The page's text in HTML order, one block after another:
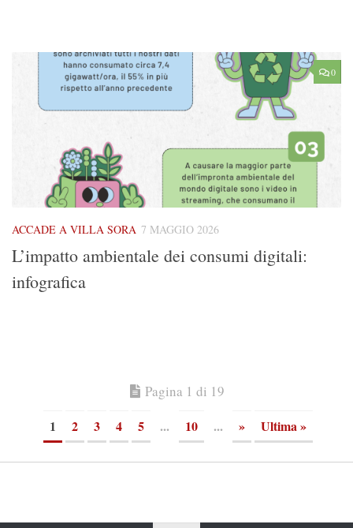
0
ACCADE A VILLA SORA 7 MAGGIO 2026
L’impatto ambientale dei consumi digitali:
infografica
Pagina 1 di 19
1
2 3 4 5 ... 10 ... » Ultima »